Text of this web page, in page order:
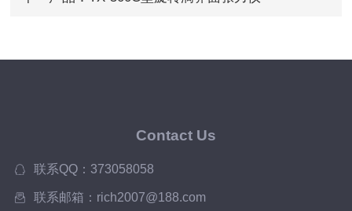
Contact Us
联系QQ：373058058
联系邮箱：rich2007@188.com